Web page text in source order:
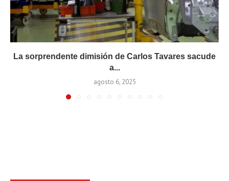
La sorprendente dimisión de Carlos Tavares sacude
a...
agosto 6, 2025